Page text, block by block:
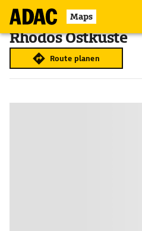
Maps
Rhodos Ostküste
Route planen